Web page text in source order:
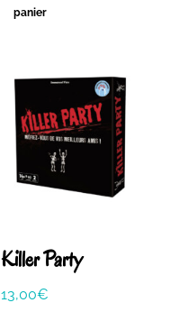
panier
Killer Party
13,00€